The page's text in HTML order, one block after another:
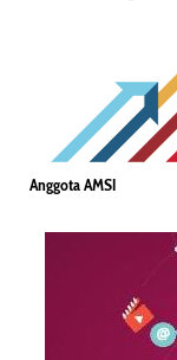
Anggota AMSI